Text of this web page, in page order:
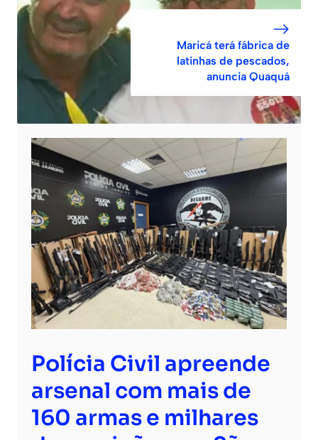
Maricá terá fábrica de
latinhas de pescados,
anuncia Quaquá
Polícia Civil apreende
arsenal com mais de
160 armas e milhares